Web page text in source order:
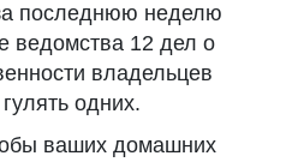
последнюю неделю
ведомства 12 дел о
владельцев
одних.
ваших домашних